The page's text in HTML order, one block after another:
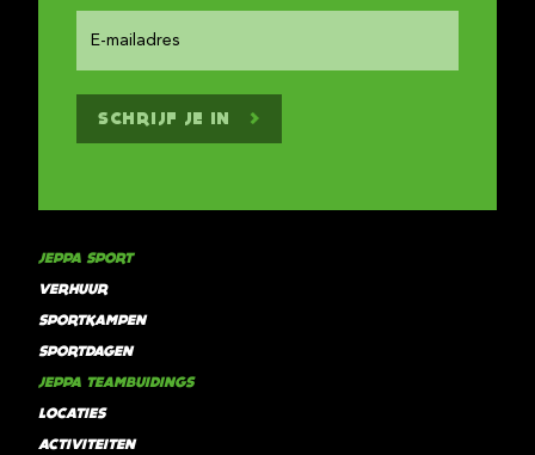
SCHRIJF JE IN
JEPPA SPORT
VERHUUR
SPORTKAMPEN
SPORTDAGEN
JEPPA TEAMBUIDINGS
LOCATIES
ACTIVITEITEN